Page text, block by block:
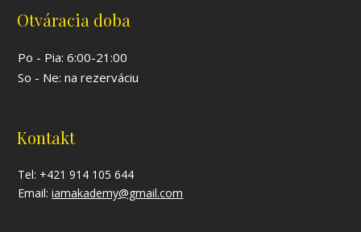
Otváracia doba
Po - Pia: 6:00-21:00
So - Ne: na rezerváciu
Kontakt
Tel: +421 914 105 644
Email:iamakademy@gmail.com